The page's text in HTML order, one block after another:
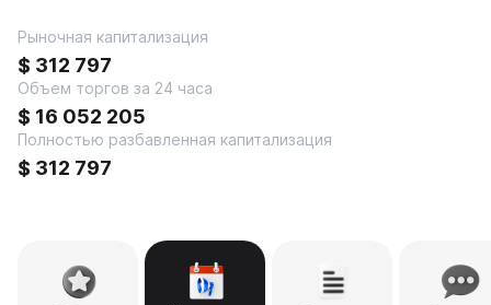
Рыночная капитализация
$ 312 797
Объем торгов за 24 часа
$ 16 052 205
Полностью разбавленная капитализация
$ 312 797